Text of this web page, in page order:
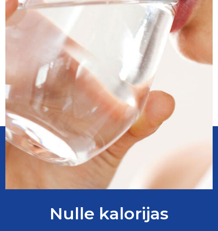
Nulle kalorijas